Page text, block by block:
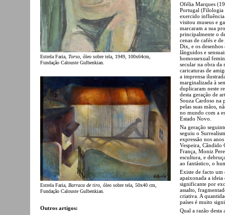
Estrela Faria, Torso , óleo sobre tela, 1949, 100x64cm,
Fundação Calouste Gulbenkian.
Estrela Faria, Barraca de tiro, óleo sobre tela, 50x40 cm,
Fundação Calouste Gulbenkian.
Outros artigos:
Ofélia Marques
Portugal (Filologia
exercido influência
visitou museus e
marcaram a sua
principalmente o
cenas de cafés e
Dix, e os
lânguidos e
homossexual
secular na obra da
caricaturas de
a imprensa
marginalizada à
duplicaram neste
desta geração de
Souza Cardoso na
pelas suas mãos,
no mundo com a
Estado Novo.
Na geração
seguiu o
expressão nos
Vespeira, Cândido
França, Moniz
escultura, e
ao fantástico, o
Existe de facto um
apaixonada a
significante por
assalto,
criativa. A
países é muito
Qual a razão desta